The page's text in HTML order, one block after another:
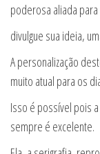
poderosa aliada
divulgue sua ideia,
A personalização
muito atual para os
Isso é possível pois
sempre é excelente.